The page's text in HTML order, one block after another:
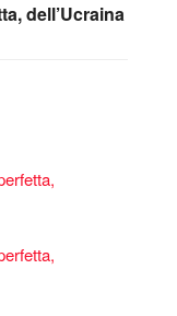
dell’Ucraina